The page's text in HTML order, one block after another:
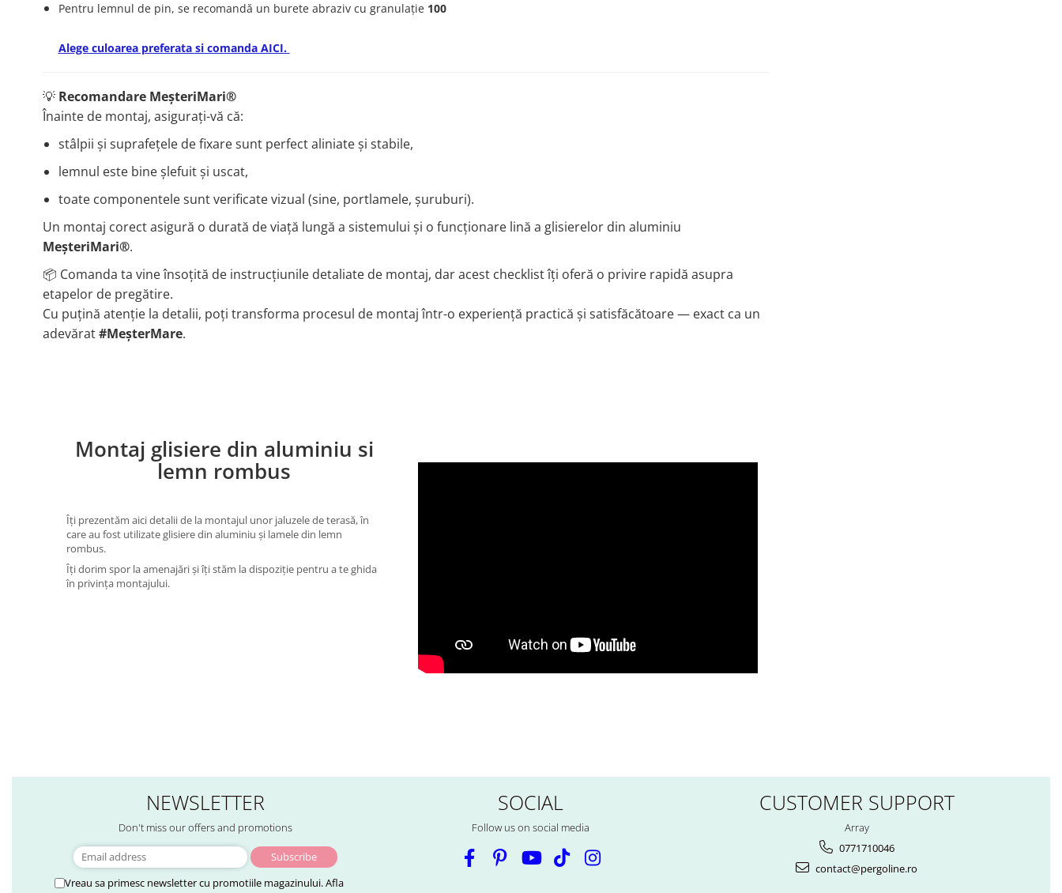
Pentru lemnul de pin, se recomandă un burete abraziv cu granulație 100
Alege culoarea preferata si comanda AICI.
💡 Recomandare MeșteriMari®
Înainte de montaj, asigurați-vă că:
stâlpii și suprafețele de fixare sunt perfect aliniate și stabile,
lemnul este bine șlefuit și uscat,
toate componentele sunt verificate vizual (sine, portlamele, șuruburi).
Un montaj corect asigură o durată de viață lungă a sistemului și o funcționare lină a glisierelor din aluminiu
MeșteriMari®.
📦 Comanda ta vine însoțită de instrucțiunile detaliate de montaj, dar acest checklist îți oferă o privire rapidă asupra
etapelor de pregătire.
Cu puțină atenție la detalii, poți transforma procesul de montaj într-o experiență practică și satisfăcătoare — exact ca un
adevărat#MeșterMare.
Montaj glisiere din aluminiu si
lemn rombus
Îți prezentăm aici detalii de la montajul unor jaluzele de terasă, în
care au fost utilizate glisiere din aluminiu și lamele din lemn
rombus.
Îți dorim spor la amenajări și îți stăm la dispoziție pentru a te ghida
în privința montajului.
NEWSLETTER
Don't miss our offers and promotions
Vreau sa primesc newsletter cu promotiile magazinului. Afla
SOCIAL
Follow us on social media
CUSTOMER SUPPORT
Array
0771710046
contact@pergoline.ro